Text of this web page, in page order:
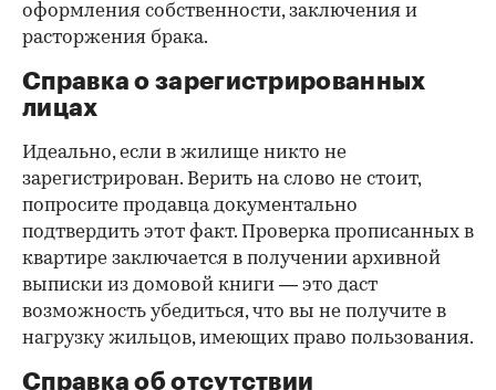
оформления собственности, заключения и
расторжения брака.
Справка о зарегистрированных
лицах
Идеально, если в жилище никто не
зарегистрирован. Верить на слово не стоит,
попросите продавца документально
подтвердить этот факт. Проверка прописанных в
квартире заключается в получении архивной
выписки из домовой книги — это даст
возможность убедиться, что вы не получите в
нагрузку жильцов, имеющих право пользования.
Справка об отсутствии